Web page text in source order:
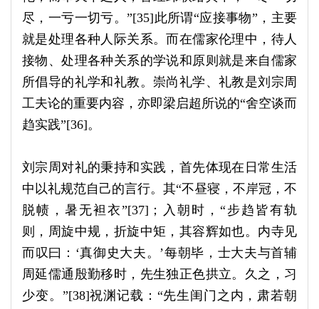
尽，一亏一切亏。”[35]此所谓“应接事物”，主要
就是处理各种人际关系。而在儒家伦理中，待人
接物、处理各种关系的学说和原则就是来自儒家
所倡导的礼学和礼教。崇尚礼学、礼教是刘宗周
工夫论的重要内容，亦即梁启超所说的“舍空谈而
趋实践”[36]。
刘宗周对礼的秉持和实践，首先体现在日常生活
中以礼规范自己的言行。其“不昼寝，不岸冠，不
脱帻，暑无袒衣”[37]；入朝时，“步趋皆有轨
则，周旋中规，折旋中矩，其容辉如也。内寺见
而叹曰：‘真御史大夫。’每朝毕，士大夫与首辅
周延儒通殷勤移时，先生独正色拱立。久之，习
少变。”[38]祝渊记载：“先生闺门之内，肃若朝